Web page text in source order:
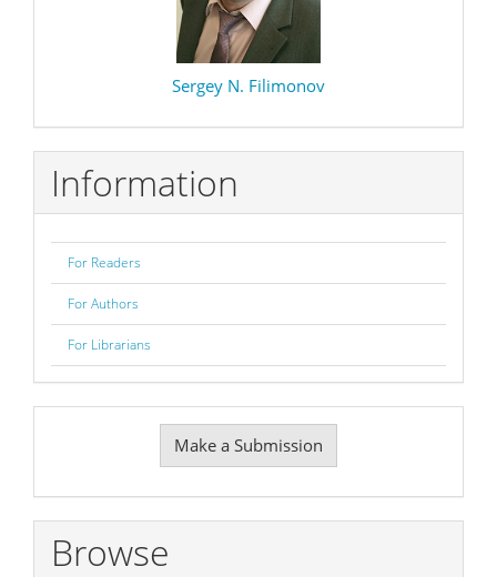
Sergey N. Filimonov
Information
For Readers
For Authors
For Librarians
Submission
Make a Submission
Browse